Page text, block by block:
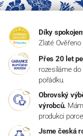
Díky
Zlaté
Přes 20 let
rozesíláme
pořádku.
Obrovský
výrobců.
produkci
Jsme česká